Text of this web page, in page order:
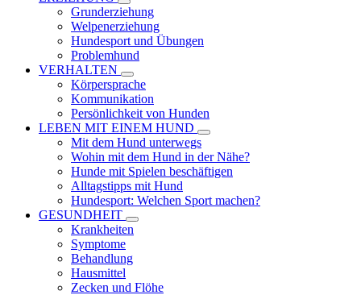
Grunderziehung
Welpenerziehung
Hundesport und Übungen
Problemhund
VERHALTEN
Körpersprache
Kommunikation
Persönlichkeit von Hunden
LEBEN MIT EINEM HUND
Mit dem Hund unterwegs
Wohin mit dem Hund in der Nähe?
Hunde mit Spielen beschäftigen
Alltagstipps mit Hund
Hundesport: Welchen Sport machen?
GESUNDHEIT
Krankheiten
Symptome
Behandlung
Hausmittel
Zecken und Flöhe